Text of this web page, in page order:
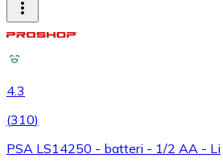
4.3
(310)
PSA LS14250 - batteri - 1/2 AA - Li